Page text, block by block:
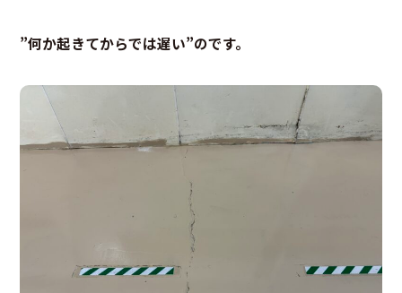
”何か起きてからでは遅い”のです。